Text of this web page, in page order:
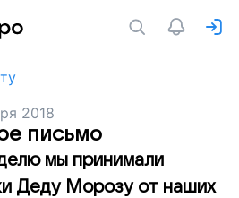
2018
письмо
мы принимали
Деду Морозу от наших